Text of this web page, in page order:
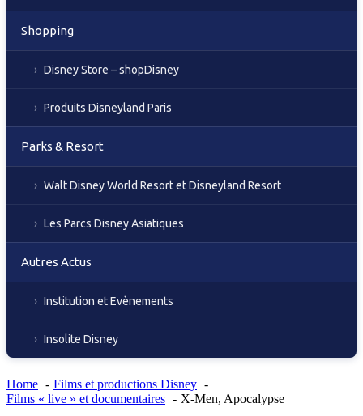
Shopping
Disney Store – shopDisney
Produits Disneyland Paris
Parks & Resort
Walt Disney World Resort et Disneyland Resort
Les Parcs Disney Asiatiques
Autres Actus
Institution et Evènements
Insolite Disney
Home
Films et productions Disney
Films « live » et documentaires
X-Men, Apocalypse